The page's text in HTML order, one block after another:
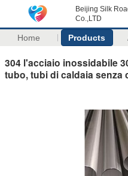
Beijing Silk
Co.,LTD
Home Products
304 l'acciaio inossidabile
tubo, tubi di caldaia senza